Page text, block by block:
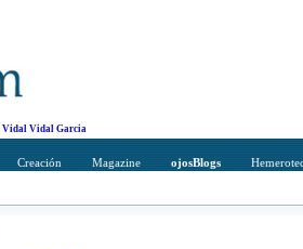
Vidal Vidal Garcia
Creación Magazine ojosBlogs